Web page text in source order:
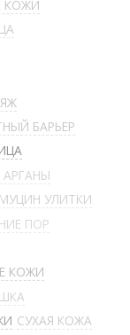
КОЖИ
БАРЬЕР
МУЦИН УЛИТКИ
ПОР
КОЖИ
СУХАЯ КОЖА